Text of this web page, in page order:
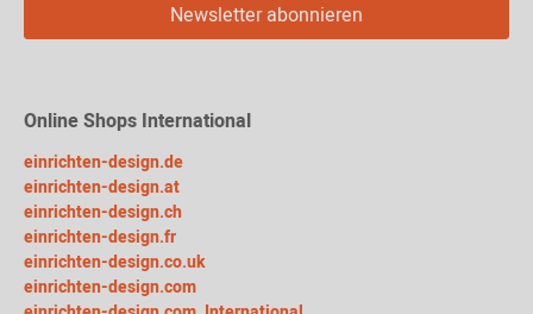
Newsletter abonnieren
Online Shops International
einrichten-design.de
einrichten-design.at
einrichten-design.ch
einrichten-design.fr
einrichten-design.co.uk
einrichten-design.com